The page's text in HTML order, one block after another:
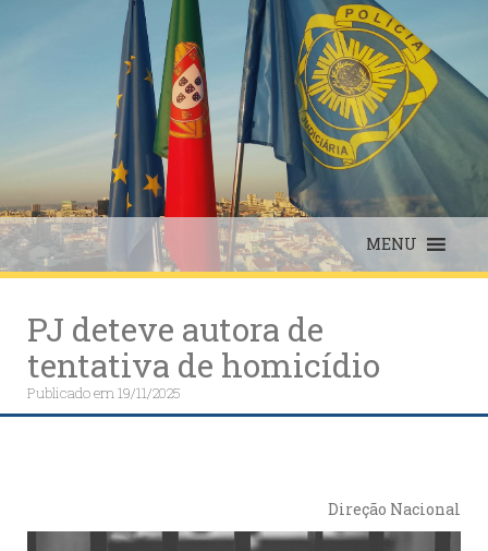
MENU
PJ deteve autora de
tentativa de homicídio
Publicado em19/11/2025
Direção Nacional